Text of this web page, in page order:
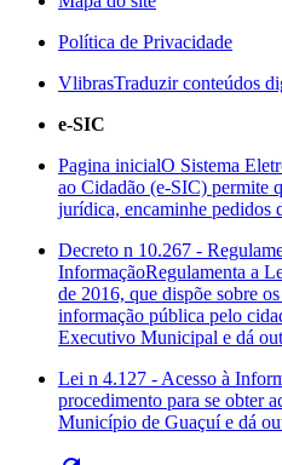
Política de Privacidade
VlibrasTraduzir conteúdos
e-SIC
Pagina inicialO Sistema
ao Cidadão (e-SIC) permite
jurídica, encaminhe pedidos
Decreto n 10.267 -
InformaçãoRegulamenta a
de 2016, que dispõe sobre
informação pública pelo
Executivo Municipal e dá
Lei n 4.127 - Acesso à
procedimento para se obter
Município de Guaçuí e dá